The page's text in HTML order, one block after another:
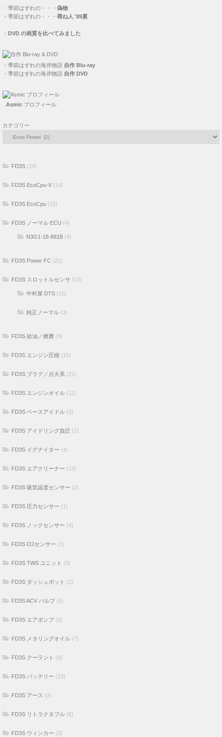
・ 季節はずれの・・・ 偽物
・ 季節はずれの・・・ 尋ね人 '89夏
・ DVD の画質を比べてみました
・ 季節はずれの海岸物語 自作 Blu-ray
・ 季節はずれの海岸物語 自作 DVD
Asmicプロフィール
カテゴリー
FD3S (24)
FD3S EcoCpu-V (14)
FD3S EcoCpu (15)
FD3S ノーマル ECU (4)
N3G1-18-881B (4)
FD3S Power FC (21)
FD3S スロットルセンサ (13)
中村屋 DTS (10)
純正ノーマル (3)
FD3S 給油／燃費 (4)
FD3S エンジン圧縮 (15)
FD3S プラグ／点火系 (21)
FD3S エンジンオイル (12)
FD3S ベースアイドル (5)
FD3S アイドリング負圧 (1)
FD3S イグナイター (4)
FD3S エアクリーナー (13)
FD3S 吸気温度センサー (2)
FD3S 圧力センサー (1)
FD3S ノックセンサー (4)
FD3S O2センサー (1)
FD3S TWS ユニット (5)
FD3S ダッシュポット (2)
FD3S ACV バルブ (5)
FD3S エアポンプ (8)
FD3S メタリングオイル (7)
FD3S クーラント (9)
FD3S バッテリー (10)
FD3S アース (3)
FD3S リトラクタブル (6)
FD3S ウィンカー (3)